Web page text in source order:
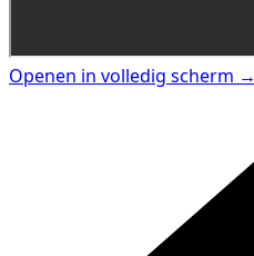
Openen in volledig scherm →